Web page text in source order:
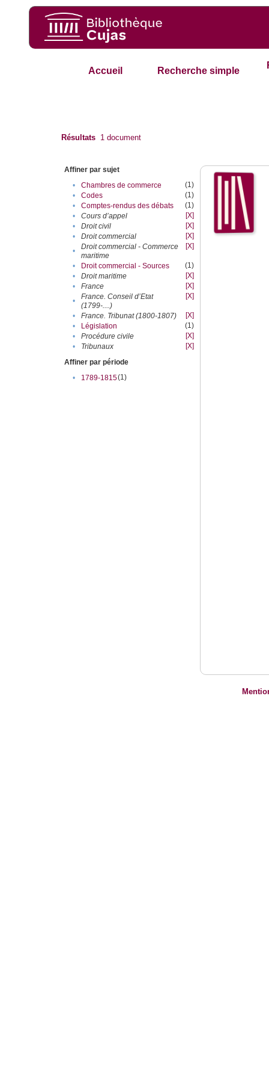
Accueil Recherche simple
Résultats 1 document
Affiner par sujet
•
Chambres de commerce
(1)
•
Codes
(1)
•
Comptes-rendus des débats
(1)
•
Cours d’appel
[X]
•
Droit civil
[X]
•
Droit commercial
[X]
•
Droit commercial - Commerce
maritime
[X]
• Droit commercial - Sources
(1)
•
Droit maritime
[X]
•
France
[X]
•
France. Conseil d’Etat
(1799-....)
[X]
• France. Tribunat (1800-1807)
[X]
•
Législation
(1)
•
Procédure civile
[X]
•
Tribunaux
[X]
Affiner par période
•
1789-1815(1)